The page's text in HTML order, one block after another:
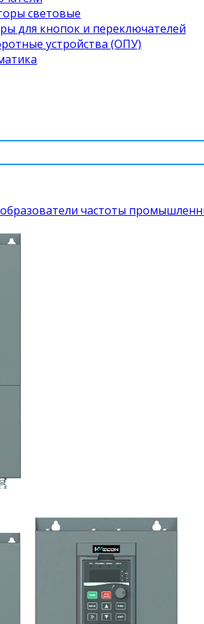
световые
для кнопок и переключателей
устройства (ОПУ)
частоты